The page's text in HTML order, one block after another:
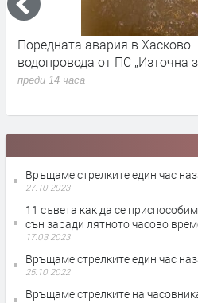
Поредната авария в Хасково
водопровода от ПС „Източна
преди 14 часа
Връщаме стрелките един час
27.10.2023
11 съвета как да се
сън заради лятното часово
17.03.2023
Връщаме стрелките един час
25.10.2022
Връщаме стрелките на